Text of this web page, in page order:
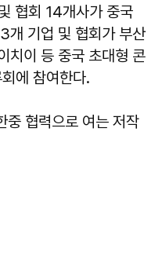
협회 14개사가 중국
개 기업 및 협회가 부산
치이 등 중국 초대형 콘
에 참여한다.
중 협력으로 여는 저작